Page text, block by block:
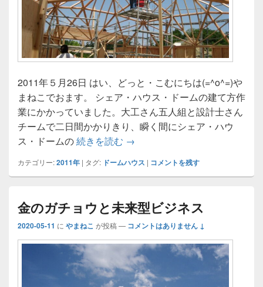
2011年５月26日 はい、どっと・こむにちは(=^o^=)や
まねこでおます。 シェア・ハウス・ドームの建て方作
業にかかっていました。大工さん五人組と設計士さん
チームで二日間かかりきり、瞬く間にシェア・ハウ
ス・ドームの続きを読む シェア・ハウス・ドーム建て前
→
カテゴリー:2011年 | タグ: ドームハウス | コメントを残す
金のガチョウと未来型ビジネス
2020-05-11 に やまねこ が投稿 — コメントはありません ↓